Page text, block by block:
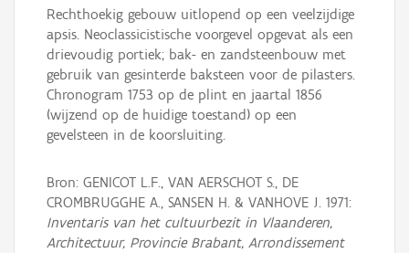
Rechthoekig gebouw uitlopend op een veelzijdige
apsis. Neoclassicistische voorgevel opgevat als een
drievoudig portiek; bak- en zandsteenbouw met
gebruik van gesinterde baksteen voor de pilasters.
Chronogram 1753 op de plint en jaartal 1856
(wijzend op de huidige toestand) op een
gevelsteen in de koorsluiting.
Bron: GENICOT L.F., VAN AERSCHOT S., DE
CROMBRUGGHE A., SANSEN H. & VANHOVE J. 1971:
Inventaris van het cultuurbezit in Vlaanderen,
Architectuur, Provincie Brabant, Arrondissement